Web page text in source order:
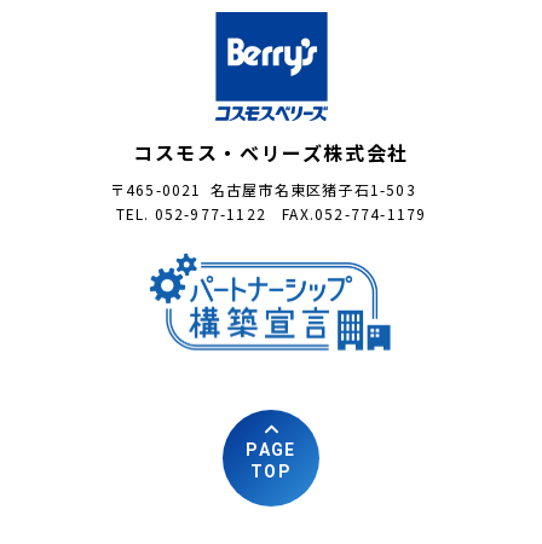
コスモス・ベリーズ株式会社
〒465-0021 名古屋市名東区猪子石1-503
TEL. 052-977-1122 FAX.052-774-1179
PAGE
TOP